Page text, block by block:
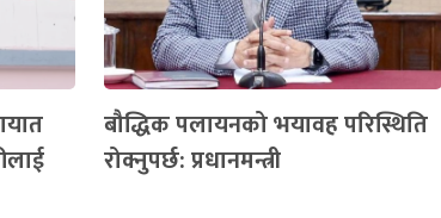
बौद्धिक पलायनको भयावह परिस्थिति
रोक्नुपर्छ: प्रधानमन्त्री